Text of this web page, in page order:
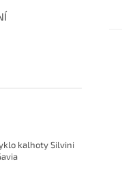
kalhoty Silvini